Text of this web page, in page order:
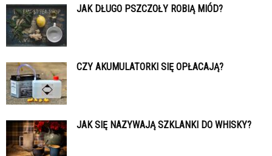
JAK DŁUGO PSZCZOŁY ROBIĄ MIÓD?
CZY AKUMULATORKI SIĘ OPŁACAJĄ?
JAK SIĘ NAZYWAJĄ SZKLANKI DO WHISKY?